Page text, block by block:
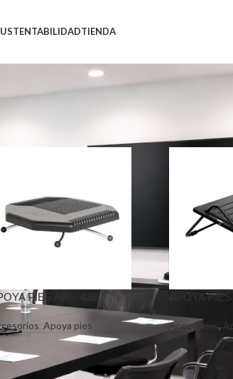
TIENDA
PIES AP – 436
Apoya pies
APOYA
Accesorios,